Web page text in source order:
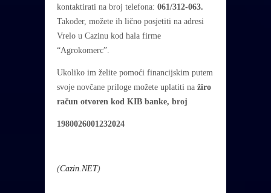
kontaktirati na broj telefona: 061/312-063.
Također, možete ih lično posjetiti na adresi
Vrelo u Cazinu kod hala firme
“Agrokomerc”.
Ukoliko im želite pomoći financijskim putem
svoje novčane priloge možete uplatiti na žiro
račun otvoren kod KIB banke, broj
1980026001232024
(Cazin.NET)